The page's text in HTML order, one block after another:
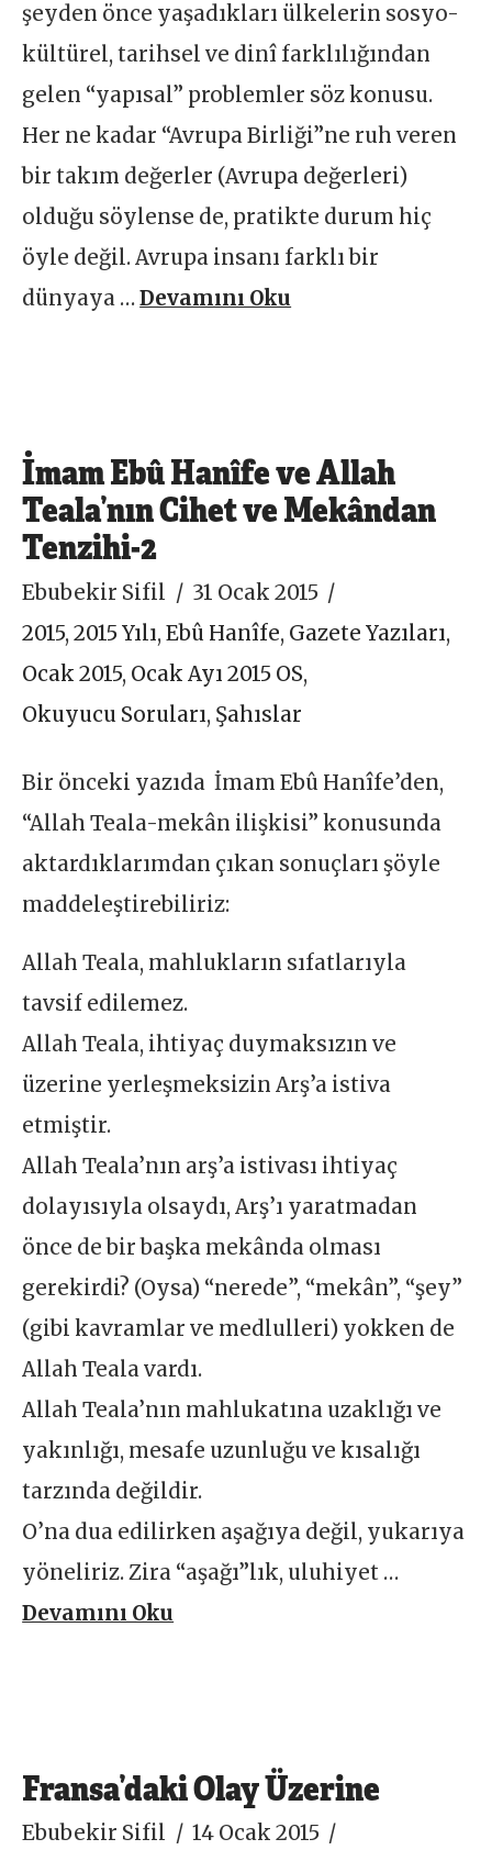
şeyden önce yaşadıkları ülkelerin sosyo-
kültürel, tarihsel ve dinî farklılığından
gelen “yapısal” problemler söz konusu.
Her ne kadar “Avrupa Birliği”ne ruh veren
bir takım değerler (Avrupa değerleri)
olduğu söylense de, pratikte durum hiç
öyle değil. Avrupa insanı farklı bir
dünyaya …Devamını Oku
İmam Ebû Hanîfe ve Allah
Teala’nın Cihet ve Mekândan
Tenzihi-2
Ebubekir Sifil
31 Ocak 2015
2015,2015 Yılı,Ebû Hanîfe, Gazete Yazıları,
Ocak 2015, Ocak Ayı 2015 OS,
Okuyucu Soruları, Şahıslar
Bir önceki yazıda İmam Ebû Hanîfe’den,
“Allah Teala-mekân ilişkisi” konusunda
aktardıklarımdan çıkan sonuçları şöyle
maddeleştirebiliriz:
Allah Teala, mahlukların sıfatlarıyla
tavsif edilemez.
Allah Teala, ihtiyaç duymaksızın ve
üzerine yerleşmeksizin Arş’a istiva
etmiştir.
Allah Teala’nın arş’a istivası ihtiyaç
dolayısıyla olsaydı, Arş’ı yaratmadan
önce de bir başka mekânda olması
gerekirdi? (Oysa) “nerede”, “mekân”, “şey”
(gibi kavramlar ve medlulleri) yokken de
Allah Teala vardı.
Allah Teala’nın mahlukatına uzaklığı ve
yakınlığı, mesafe uzunluğu ve kısalığı
tarzında değildir.
O’na dua edilirken aşağıya değil, yukarıya
yöneliriz. Zira “aşağı”lık, uluhiyet …
Devamını Oku
Fransa’daki Olay Üzerine
Ebubekir Sifil
14 Ocak 2015